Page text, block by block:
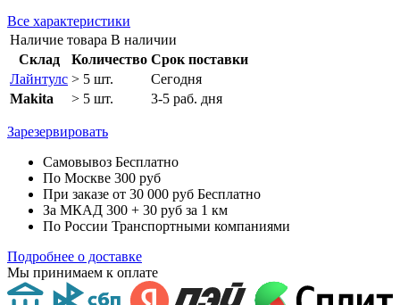
Все характеристики
Наличие товара В наличии
Склад
Количество Срок поставки
Лайнтулс > 5 шт.
Сегодня
Makita
> 5 шт. 3-5 раб. дня
Зарезервировать
Самовывоз Бесплатно
По Москве 300 руб
При заказе от 30 000 руб Бесплатно
За МКАД 300 + 30 руб за 1 км
По России Транспортными компаниями
Подробнее о доставке
Мы принимаем к оплате